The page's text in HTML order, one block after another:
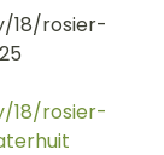
18/rosier-
18/rosier-